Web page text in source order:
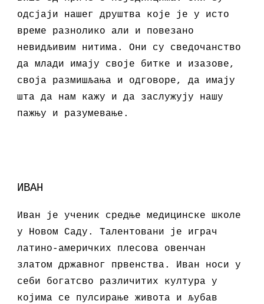
одсјаји нашег друштва које је у исто
време разнолико али и повезано
невидљивим нитима. Они су сведочанство
да млади имају своје битке и изазове,
своја размишљања и одговоре, да имају
шта да нам кажу и да заслужују нашу
пажњу и разумевање.
ИВАН
Иван је ученик средње медицинске школе
у Новом Саду . Талентовани је играч
латино-америчких плесова овенчан
златом државног првенства. Иван носи у
себи богатсво различитих културау
којима се пулсирање живота и љубав